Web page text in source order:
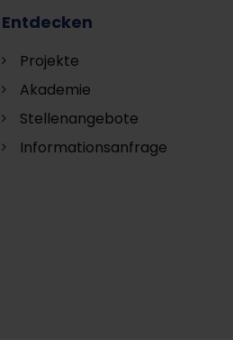
Entdecken
Projekte
Akademie
Stellenangebote
Informationsanfrage